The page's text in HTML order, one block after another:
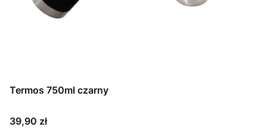
Termos 750ml czarny
Cena
39,90 zł